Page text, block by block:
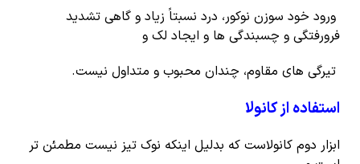
ورود خود سوزن نوکور، درد نسبتاً زیاد و گاهی تشدید
فرورفتگی و چسبندگی ها و ایجاد لک و
تیرگی های مقاوم، چندان محبوب و متداول نیست.
استفاده از کانولا
ابزار دوم کانولاست که بدلیل اینکه نوک تیز نیست مطمئن تر